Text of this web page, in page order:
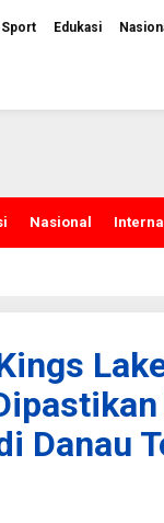
Sport Edukasi
Nasional
Danau